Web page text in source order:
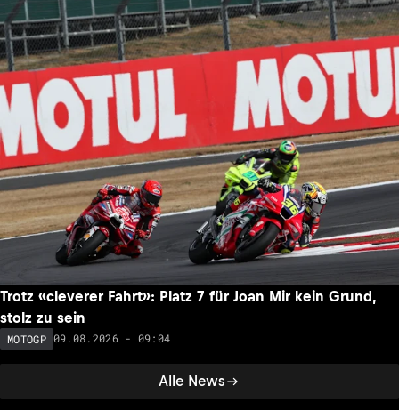
Alle News
Trotz «cleverer Fahrt»: Platz 7 für Joan Mir kein Grund,
stolz zu sein
MOTOGP 09.08.2026 - 09:04